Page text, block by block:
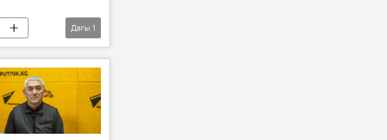
Дагы 1